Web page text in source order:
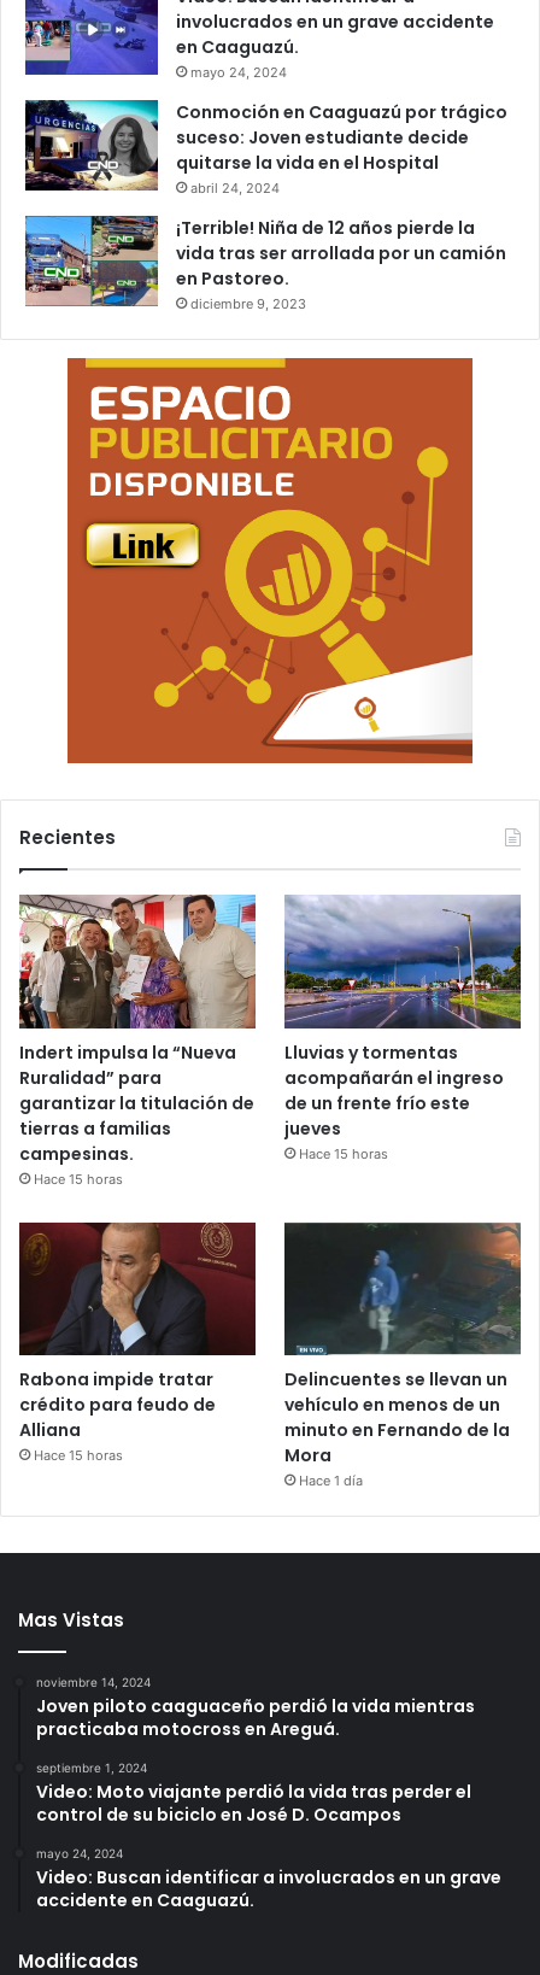
involucrados en un grave accidente
en Caaguazú.
mayo 24, 2024
Conmoción en Caaguazú por trágico
suceso: Joven estudiante decide
quitarse la vida en el Hospital
abril 24, 2024
¡Terrible! Niña de 12 años pierde la
vida tras ser arrollada por un camión
en Pastoreo.
diciembre 9, 2023
Recientes
Indert impulsa la “Nueva
Ruralidad” para
garantizar la titulación de
tierras a familias
campesinas.
Hace 15 horas
Lluvias y tormentas
acompañarán el ingreso
de un frente frío este
jueves
Hace 15 horas
Rabona impide tratar
crédito para feudo de
Alliana
Hace 15 horas
Delincuentes se llevan un
vehículo en menos de un
minuto en Fernando de la
Mora
Hace 1 día
Mas Vistas
noviembre 14, 2024
Joven piloto caaguaceño perdió la vida mientras
practicaba motocross en Areguá.
septiembre 1, 2024
Video: Moto viajante perdió la vida tras perder el
control de su biciclo en José D. Ocampos
mayo 24, 2024
Video: Buscan identificar a involucrados en un grave
accidente en Caaguazú.
Modificadas